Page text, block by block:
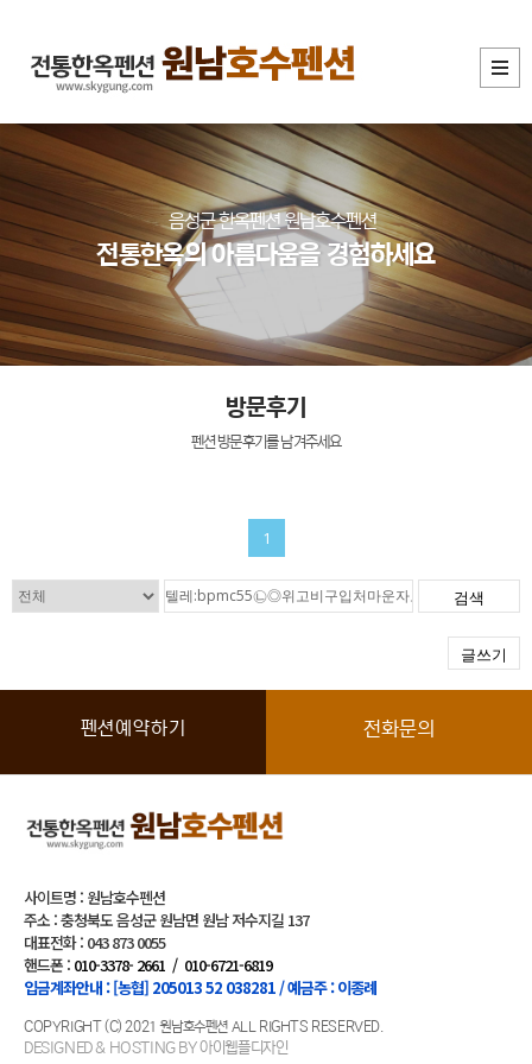
음성군 한옥펜션 원남호수펜션
전통한옥의 아름다움을 경험하세요
방문후기
펜션 방문후기를 남겨주세요
1
검색
글쓰기
펜션예약하기 전화문의
사이트명 : 원남호수펜션
주소 : 충청북도 음성군 원남면 원남 저수지길 137
대표전화 : 043 873 0055
핸드폰 : 010-3378- 2661 / 010-6721-6819
입금계좌안내 : [농협] 205013 52 038281 / 예금주 : 이종례
COPYRIGHT (C) 2021 원남호수펜션 ALL RIGHTS RESERVED.
DESIGNED & HOSTING BY 아이웹플디자인